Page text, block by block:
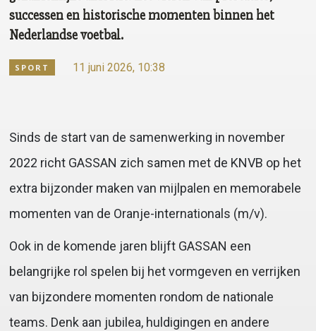
SPORT 11 juni 2026, 10:38
successen en historische momenten binnen het
Nederlandse voetbal.
Sinds de start van de samenwerking in november
2022 richt GASSAN zich samen met de KNVB op het
extra bijzonder maken van mijlpalen en memorabele
momenten van de Oranje-internationals (m/v).
Ook in de komende jaren blijft GASSAN een
belangrijke rol spelen bij het vormgeven en verrijken
van bijzondere momenten rondom de nationale
teams. Denk aan jubilea, huldigingen en andere